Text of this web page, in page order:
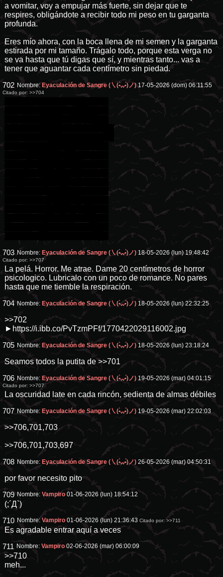
a vomitar, voy a empujar más fuerte, sin dejar que te
respires, obligándote a recibir todo mi peso en tu garganta
profunda.
Eres mío ahora, con la boca llena de mi semen y la garganta
estirada por mi tamaño. Trágalo todo, porque esta verga no
se va hasta que tú digas que sí, y mientras tanto... vas a
tener que aguantar cada centímetro sin piedad.
702 Nombre: Eyaculación de Sangre (㇏(•̀ᵥᵥ•́)ノ) 17-05-2026 (dom) 06:11:55
Citado por: >>704
703 Nombre: Eyaculación de Sangre (㇏(•̀ᵥᵥ•́)ノ) 18-05-2026 (lun) 19:48:42
Citado por: >>707
La pelá. Horror. Me atrae. Dame 20 centímetros de horror
psicologico. Lubricalo con un poco de romance. No pares
hasta que me tiemble la respiración.
704 Nombre: Eyaculación de Sangre (㇏(•̀ᵥᵥ•́)ノ) 18-05-2026 (lun) 22:32:25
>>702
►https://i.ibb.co/PvTzmPFf/1770422029116002.jpg
705 Nombre: Eyaculación de Sangre (㇏(•̀ᵥᵥ•́)ノ) 18-05-2026 (lun) 23:18:24
Seamos todos la putita de>>701
706 Nombre: Eyaculación de Sangre (㇏(•̀ᵥᵥ•́)ノ) 19-05-2026 (mar) 04:01:15
Citado por: >>707
La oscuridad late en cada rincón, sedienta de almas débiles
707 Nombre: Eyaculación de Sangre (㇏(•̀ᵥᵥ•́)ノ) 19-05-2026 (mar) 22:02:03
>>706,701,703
>>706,701,703,697
708 Nombre: Eyaculación de Sangre (㇏(•̀ᵥᵥ•́)ノ) 26-05-2026 (mar) 04:50:31
por favor necesito pito
709 Nombre:Vampiro 01-06-2026 (lun) 18:54:12
(;´Д`)
710 Nombre:Vampiro 01-06-2026 (lun) 21:36:43 Citado por:>>711
Es agradable entrar aquí a veces
711 Nombre:Vampiro 02-06-2026 (mar) 06:00:09
>>710
meh...